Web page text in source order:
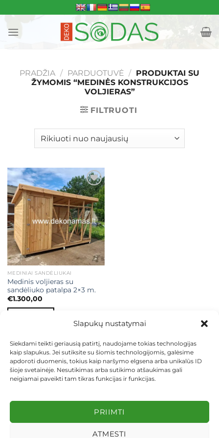
Slapukų nustatymai
Siekdami teikti geriausią patirtį, naudojame tokias technologijas
kaip slapukus. Jei sutiksite su šiomis technologijomis, galėsime
apdoroti duomenis, tokius kaip naršymo elgsena arba unikalūs ID
šioje svetainėje. Nesutikimas arba sutikimo atšaukimas gali
neigiamai paveikti tam tikras funkcijas ir funkcijas.
PRIIMTI
ATMESTI
to
content
PRADŽIA / PARDUOTUVĖ / PRODUKTAI SU
ŽYMOMIS “MEDINĖS KONSTRUKCIJOS
VOLJIERAS”
FILTRUOTI
Mėgstamiausias
MEDINIAI SANDĖLIUKAI
Medinis voljieras su
sandėliuko patalpa 2×3 m.
€1.300,00
KEITIMAS IR GRĄŽINIMAS
PRIVATUMO POLITIKA
Visos teisės saugomos 2026 ©dekosodas.lt